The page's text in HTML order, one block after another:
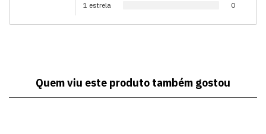
1 estrela
0
Quem viu este produto também gostou